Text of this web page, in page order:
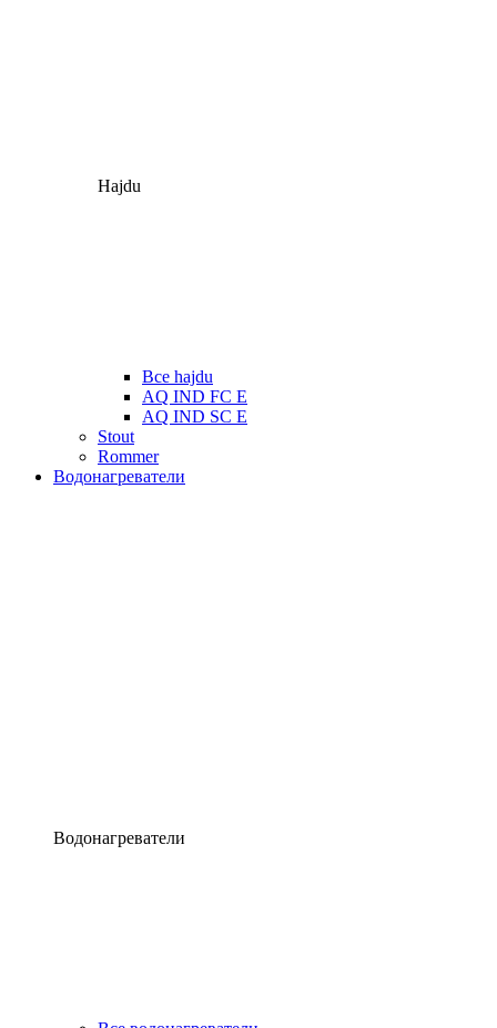
Hajdu
Все hajdu
AQ IND FC E
AQ IND SC E
Stout
Rommer
Водонагреватели
Водонагреватели